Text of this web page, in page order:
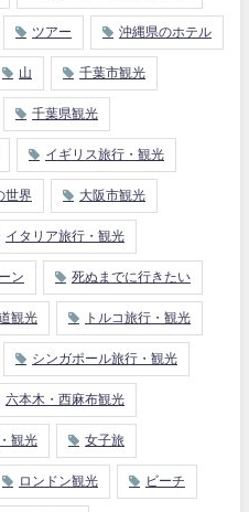
ツアー 沖縄県のホテル
山 千葉市観光
千葉県観光
イギリス旅行・観光
世界 大阪市観光
イタリア旅行・観光
ン 死ぬまでに行きたい
観光 トルコ旅行・観光
シンガポール旅行・観光
六本木・西麻布観光
観光 女子旅
ロンドン観光 ビーチ